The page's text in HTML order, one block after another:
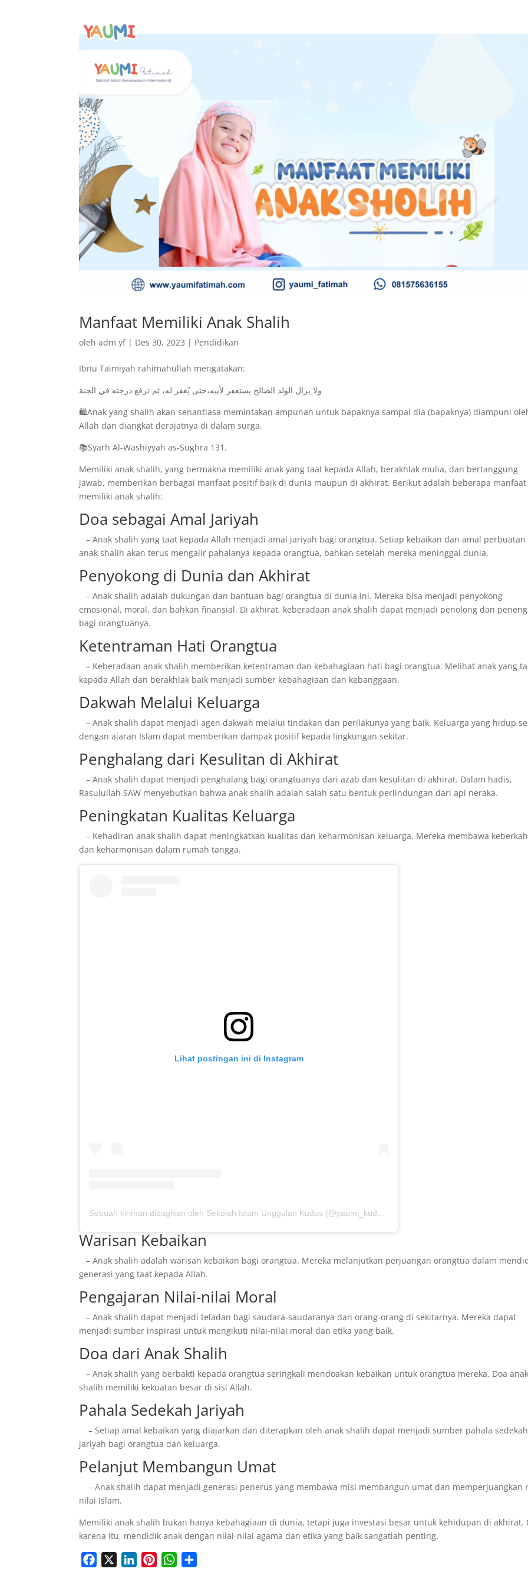
Home Batita
Manfaat Memiliki Anak Shalih
olehadm yf| Des 30, 2023 | Pendidikan
Ibnu Taimiyah rahimahullah mengatakan:
ولا يزال الولد الصالح يستغفر لأبيه،حتى يُغفر له، ثم ترفع درجته في الجنة
🛍️Anak yang shalih akan senantiasa memintakan ampunan untuk bapaknya sampai dia (bapaknya) diampuni
Allah dan diangkat derajatnya di dalam surga.
📚Syarh Al-Washiyyah as-Sughra 131.
Memiliki anak shalih, yang bermakna memiliki anak yang taat kepada Allah, berakhlak mulia, dan bertanggung
jawab, memberikan berbagai manfaat positif baik di dunia maupun di akhirat. Berikut adalah beberapa manfaat
memiliki anak shalih:
Doa sebagai Amal Jariyah
– Anak shalih yang taat kepada Allah menjadi amal jariyah bagi orangtua. Setiap kebaikan dan amal perbuatan
anak shalih akan terus mengalir pahalanya kepada orangtua, bahkan setelah mereka meninggal dunia.
Penyokong di Dunia dan Akhirat
– Anak shalih adalah dukungan dan bantuan bagi orangtua di dunia ini. Mereka bisa menjadi penyokong
emosional, moral, dan bahkan finansial. Di akhirat, keberadaan anak shalih dapat menjadi penolong dan
bagi orangtuanya.
Ketentraman Hati Orangtua
– Keberadaan anak shalih memberikan ketentraman dan kebahagiaan hati bagi orangtua. Melihat anak yang
kepada Allah dan berakhlak baik menjadi sumber kebahagiaan dan kebanggaan.
Dakwah Melalui Keluarga
– Anak shalih dapat menjadi agen dakwah melalui tindakan dan perilakunya yang baik. Keluarga yang hidup
dengan ajaran Islam dapat memberikan dampak positif kepada lingkungan sekitar.
Penghalang dari Kesulitan di Akhirat
– Anak shalih dapat menjadi penghalang bagi orangtuanya dari azab dan kesulitan di akhirat. Dalam hadis,
Rasulullah SAW menyebutkan bahwa anak shalih adalah salah satu bentuk perlindungan dari api neraka.
Peningkatan Kualitas Keluarga
– Kehadiran anak shalih dapat meningkatkan kualitas dan keharmonisan keluarga. Mereka membawa
dan keharmonisan dalam rumah tangga.
Lihat postingan ini di Instagram
Warisan Kebaikan
– Anak shalih adalah warisan kebaikan bagi orangtua. Mereka melanjutkan perjuangan orangtua dalam
generasi yang taat kepada Allah.
Pengajaran Nilai-nilai Moral
– Anak shalih dapat menjadi teladan bagi saudara-saudaranya dan orang-orang di sekitarnya. Mereka dapat
menjadi sumber inspirasi untuk mengikuti nilai-nilai moral dan etika yang baik.
Doa dari Anak Shalih
– Anak shalih yang berbakti kepada orangtua seringkali mendoakan kebaikan untuk orangtua mereka. Doa
shalih memiliki kekuatan besar di sisi Allah.
Pahala Sedekah Jariyah
– Setiap amal kebaikan yang diajarkan dan diterapkan oleh anak shalih dapat menjadi sumber pahala sedekah
jariyah bagi orangtua dan keluarga.
Pelanjut Membangun Umat
– Anak shalih dapat menjadi generasi penerus yang membawa misi membangun umat dan memperjuangkan
nilai Islam.
Memiliki anak shalih bukan hanya kebahagiaan di dunia, tetapi juga investasi besar untuk kehidupan di akhirat.
karena itu, mendidik anak dengan nilai-nilai agama dan etika yang baik sangatlah penting.
W